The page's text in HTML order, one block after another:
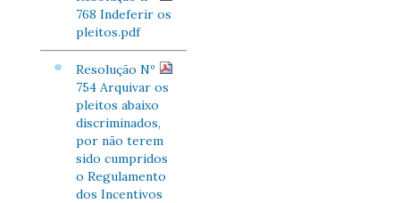
768 Indeferir os
pleitos.pdf
Resolução Nº
754 Arquivar os
pleitos abaixo
discriminados,
por não terem
sido cumpridos
o Regulamento
dos Incentivos